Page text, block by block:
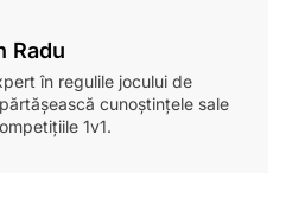
Radu
în regulile jocului de
cunoștințele sale
1v1.